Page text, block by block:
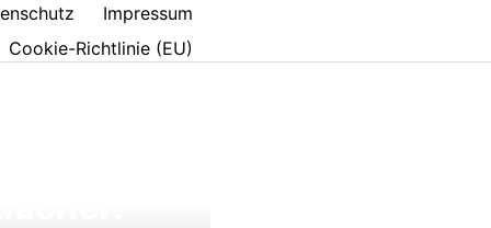
Impressum
Cookie-Richtlinie (EU)